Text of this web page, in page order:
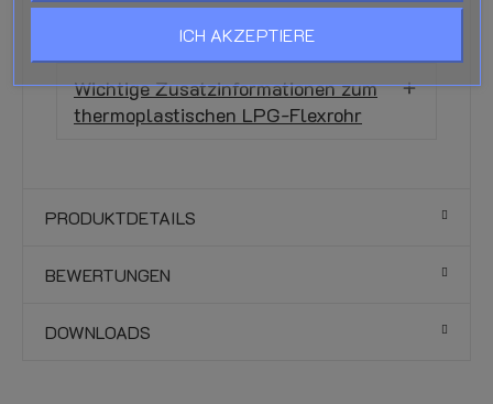
Belangrijke additionele informatie over
kunststof LPG-Leiding
Wichtige Zusatzinformationen zum
thermoplastischen LPG-Flexrohr
PRODUKTDETAILS
BEWERTUNGEN
DOWNLOADS
ICH AKZEPTIERE